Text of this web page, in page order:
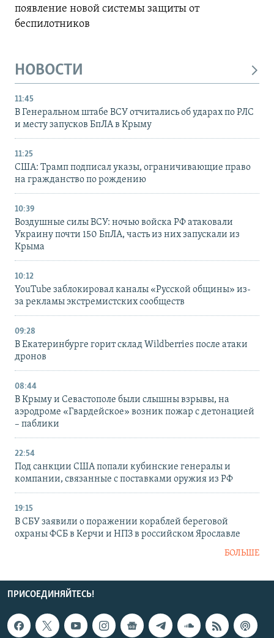
появление новой системы защиты от
беспилотников
НОВОСТИ
11:45
В Генеральном штабе ВСУ отчитались об ударах по РЛС
и месту запусков БпЛА в Крыму
11:25
США: Трамп подписал указы, ограничивающие право
на гражданство по рождению
10:39
Воздушные силы ВСУ: ночью войска РФ атаковали
Украину почти 150 БпЛА, часть из них запускали из
Крыма
10:12
YouTube заблокировал каналы «Русской общины» из-
за рекламы экстремистских сообществ
09:28
В Екатеринбурге горит склад Wildberries после атаки
дронов
08:44
В Крыму и Севастополе были слышны взрывы, на
аэродроме «Гвардейское» возник пожар с детонацией
– паблики
22:54
Под санкции США попали кубинские генералы и
компании, связанные с поставками оружия из РФ
19:15
В СБУ заявили о поражении кораблей береговой
охраны ФСБ в Керчи и НПЗ в российском Ярославле
БОЛЬШЕ
ПРИСОЕДИНЯЙТЕСЬ!